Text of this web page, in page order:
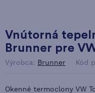
Vnútorná
Brunner pre
Výrobca: Brunner Kód
Okenné termoclony VW